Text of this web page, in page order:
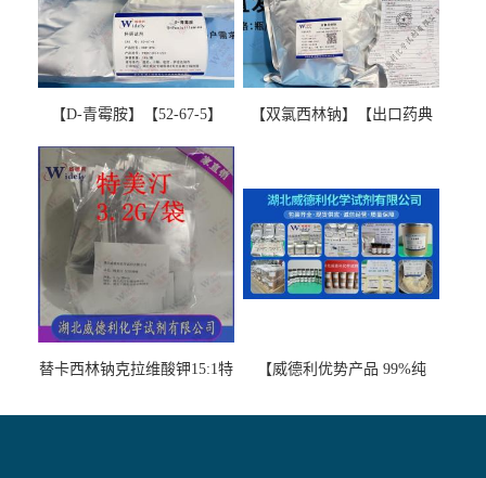
【D-青霉胺】【52-67-5】
图谱检测方法现货供应咨询
张军52-67-5
【双氯西林钠】【出口药典
替卡西林钠克拉维酸钾15:1特
【威德利优势产品 99%纯